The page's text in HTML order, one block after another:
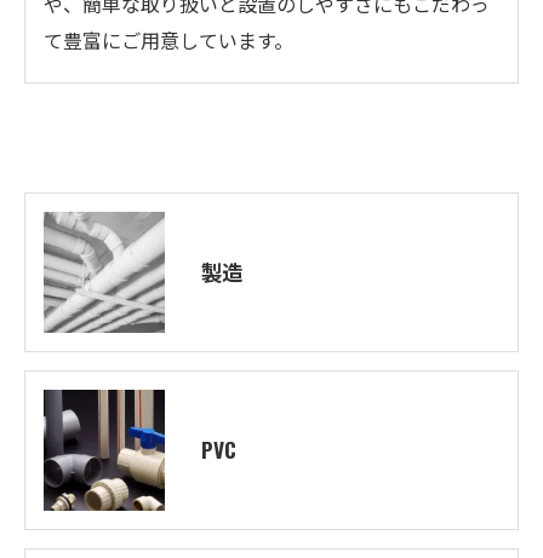
て豊富にご用意しています。
製造
PVC